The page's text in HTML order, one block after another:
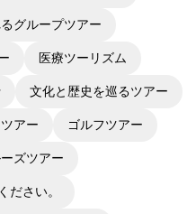
グループツアー
医療ツーリズム
文化と歴史を巡るツアー
アー ゴルフツアー
ズツアー
ださい。